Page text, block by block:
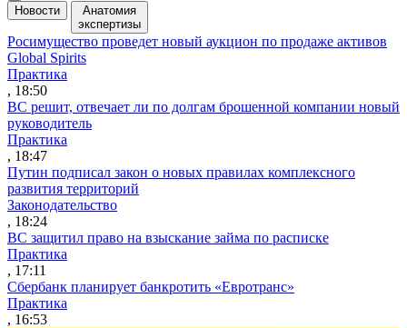
Новости
Анатомия
экспертизы
Росимущество проведет новый аукцион по продаже активов
Global Spirits
Практика
, 18:50
ВС решит, отвечает ли по долгам брошенной компании новый
руководитель
Практика
, 18:47
Путин подписал закон о новых правилах комплексного
развития территорий
Законодательство
, 18:24
ВС защитил право на взыскание займа по расписке
Практика
, 17:11
Сбербанк планирует банкротить «Евротранс»
Практика
, 16:53